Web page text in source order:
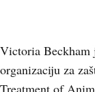
Victoria Beckham
organizaciju za
Treatment of